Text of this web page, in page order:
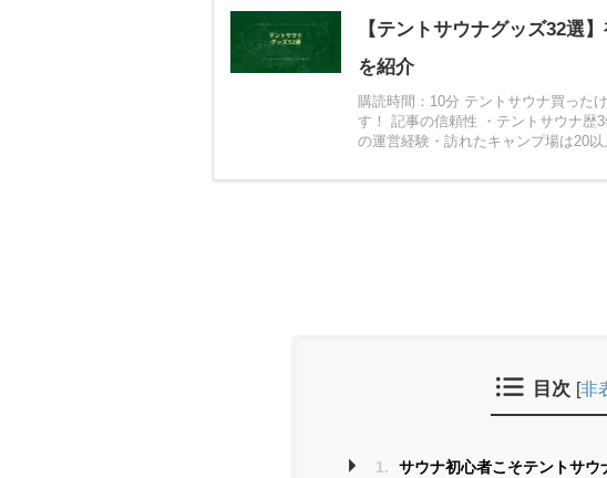
【テントサウナグッズ32選
を紹介
購読時間：10分 テントサウナ買った
す！ 記事の信頼性 ・テントサウナ歴
の運営経験・訪れたキャンプ場は20以
目次 [非
1. サウナ初心者こそテントサウ